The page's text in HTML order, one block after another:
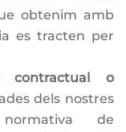
obtenim amb
es tracten per
contractual o
dels nostres
de